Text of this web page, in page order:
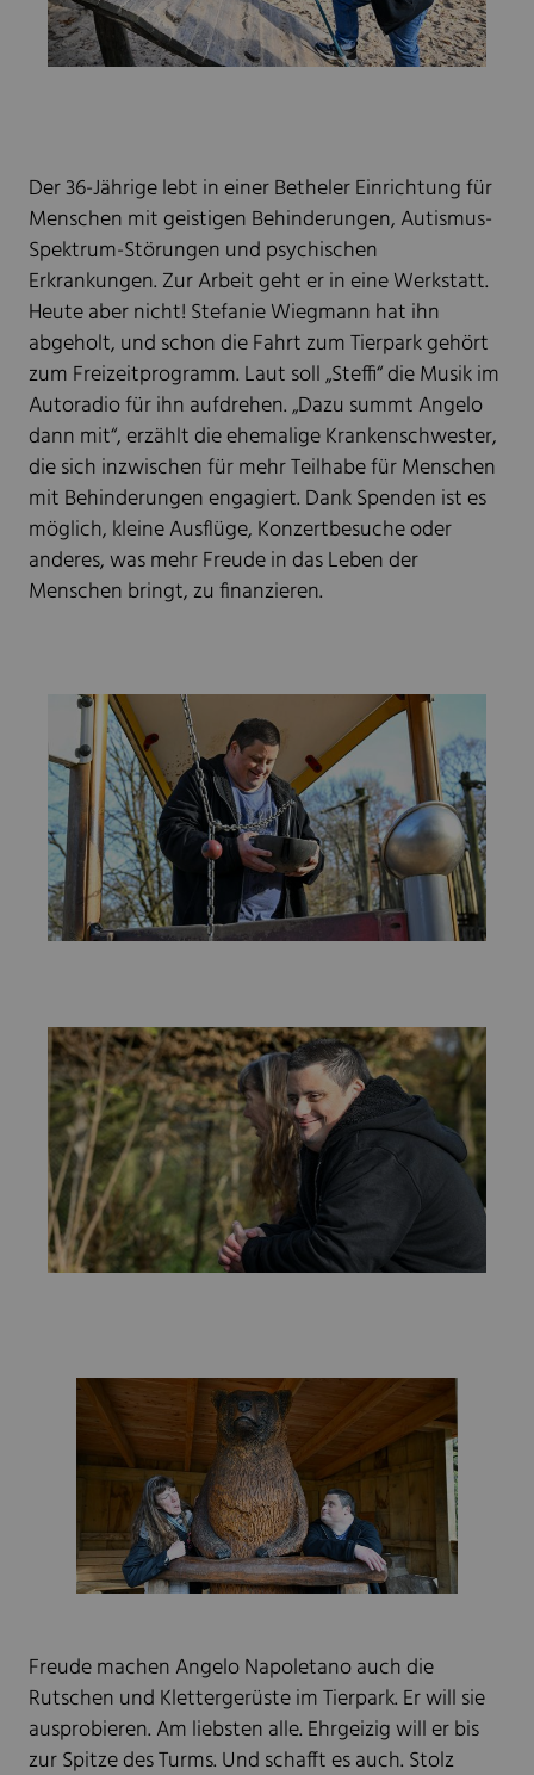
Der 36-Jährige lebt in einer Betheler Einrichtung für
Menschen mit geistigen Behinderungen, Autismus-
Spektrum-Störungen und psychischen
Erkrankungen. Zur Arbeit geht er in eine Werkstatt.
Heute aber nicht! Stefanie Wiegmann hat ihn
abgeholt, und schon die Fahrt zum Tierpark gehört
zum Freizeitprogramm. Laut soll „Steffi“ die Musik im
Autoradio für ihn aufdrehen. „Dazu summt Angelo
dann mit“, erzählt die ehemalige Krankenschwester,
die sich inzwischen für mehr Teilhabe für Menschen
mit Behinderungen engagiert. Dank Spenden ist es
möglich, kleine Ausflüge, Konzertbesuche oder
anderes, was mehr Freude in das Leben der
Menschen bringt, zu finanzieren.
Freude machen Angelo Napoletano auch die
Rutschen und Klettergerüste im Tierpark. Er will sie
ausprobieren. Am liebsten alle. Ehrgeizig will er bis
zur Spitze des Turms. Und schafft es auch. Stolz